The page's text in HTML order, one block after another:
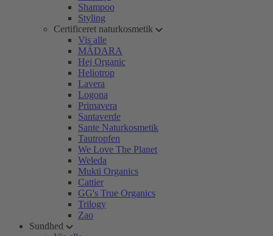
Shampoo
Styling
Certificeret naturkosmetik
Vis alle
MÁDARA
Hej Organic
Heliotrop
Lavera
Logona
Primavera
Santaverde
Sante Naturkosmetik
Tautropfen
We Love The Planet
Weleda
Mukti Organics
Cattier
GG's True Organics
Trilogy
Zao
Sundhed